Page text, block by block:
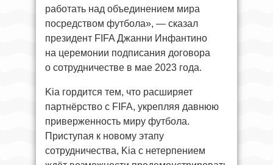
работать над объединением мира
посредством футбола», — сказал
президент FIFA Джанни Инфантино
на церемонии подписания договора
о сотрудничестве в мае 2023 года.
Kia гордится тем, что расширяет
партнёрство с FIFA, укрепляя давнюю
приверженность миру футбола.
Приступая к новому этапу
сотрудничества, Kia с нетерпением